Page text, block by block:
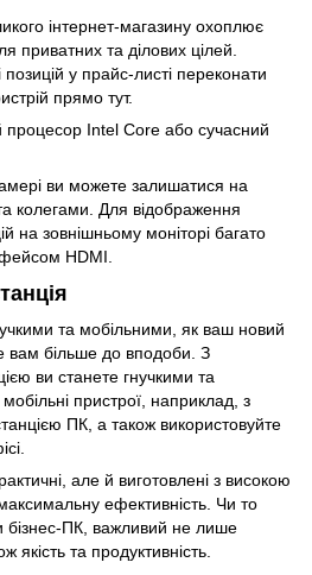
інтернет-магазину охоплює
приватних та ділових цілей.
позицій у прайс-листі переконати
прямо тут.
Intel Core або сучасний
ви можете залишатися на
колегами. Для відображення
на зовнішньому моніторі багато
HDMI.
та мобільними, як ваш новий
вам більше до вподоби. З
ви станете гнучкими та
пристрої, наприклад, з
ПК, а також використовуйте
але й виготовлені з високою
ефективність. Чи то
бізнес-ПК, важливий не лише
якість та продуктивність.